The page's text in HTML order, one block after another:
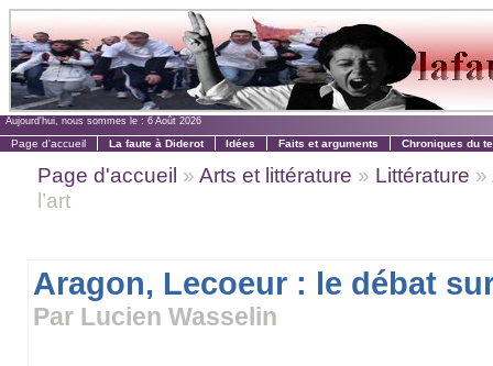
Aujourd'hui, nous sommes le : 6 Août 2026
Page d'accueil La faute à Diderot Idées Faits et arguments Chroniques du
Page d'accueil »Arts et littérature » Littérature »
l’art
Aragon, Lecoeur : le débat
Par Lucien Wasselin